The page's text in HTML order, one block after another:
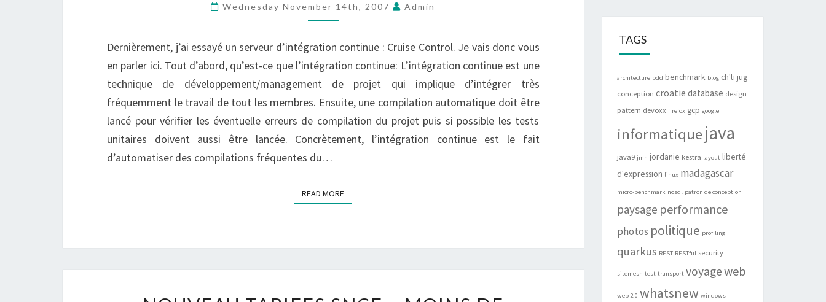
CONTROL
Wednesday November 14th, 2007 Admin
Dernièrement, j’ai essayé un serveur d’intégration continue : Cruise Control. Je vais donc vous
en parler ici. Tout d’abord, qu’est-ce que l’intégration continue: L’intégration continue est une
technique de développement/management de projet qui implique d’intégrer très
fréquemment le travail de tout les membres. Ensuite, une compilation automatique doit être
lancé pour vérifier les éventuelle erreurs de compilation du projet puis si possible les tests
unitaires doivent aussi être lancée. Concrètement, l’intégration continue est le fait
d’automatiser des compilations fréquentes du…
READ MOREREAD MORE
TAGS
architecture bdd benchmark blog ch'ti jug
conception croatie database design
pattern devoxx firefox gcp google
informatiquejava
java9 jmh jordanie kestra layout liberté
d'expression linux madagascar
micro-benchmark nosql patron de conception
paysage performance
photos politique profiling
quarkus REST RESTful security
sitemesh test transport voyageweb
web 2.0 whatsnew windows